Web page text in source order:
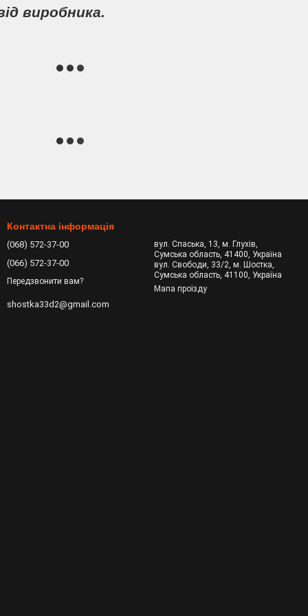
виробника.
Контактна інформація
(068) 572-37-00
(066) 572-37-00
Передзвонити вам?
shostka33d2@gmail.com
вул. Спаська, 13, м. Глухів,
Сумська область, 41400, Україна
вул. Свободи, 33/2, м. Шостка,
Сумська область, 41100, Україна
Мапа проїзду